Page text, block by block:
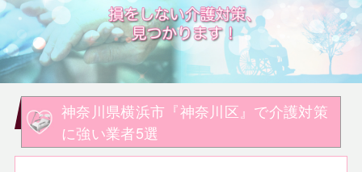
神奈川県横浜市『神奈川区』で介護対策
に強い業者5選